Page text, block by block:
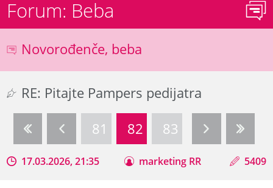
Forum: Beba
Novorođenče, beba
RE: Pitajte Pampers pedijatra
81
82 83
17.03.2026, 21:35 marketing RR 5409